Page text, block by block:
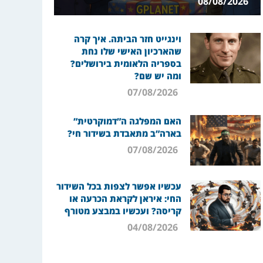
וינגייט חזר הביתה. איך קרה
שהארכיון האישי שלו נחת
בספריה הלאומית בירושלים?
ומה יש שם?
07/08/2026
האם המפלגה ה”דמוקרטית”
בארה”ב מתאבדת בשידור חי?
07/08/2026
עכשיו אפשר לצפות בכל השידור
החי: איראן לקראת הכרעה או
קריסה? ועכשיו במבצע מטורף
04/08/2026